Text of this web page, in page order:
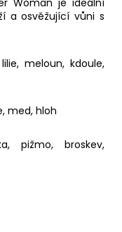
a osvěžující vůni s
meloun, kdoule,
med, hloh
pižmo, broskev,